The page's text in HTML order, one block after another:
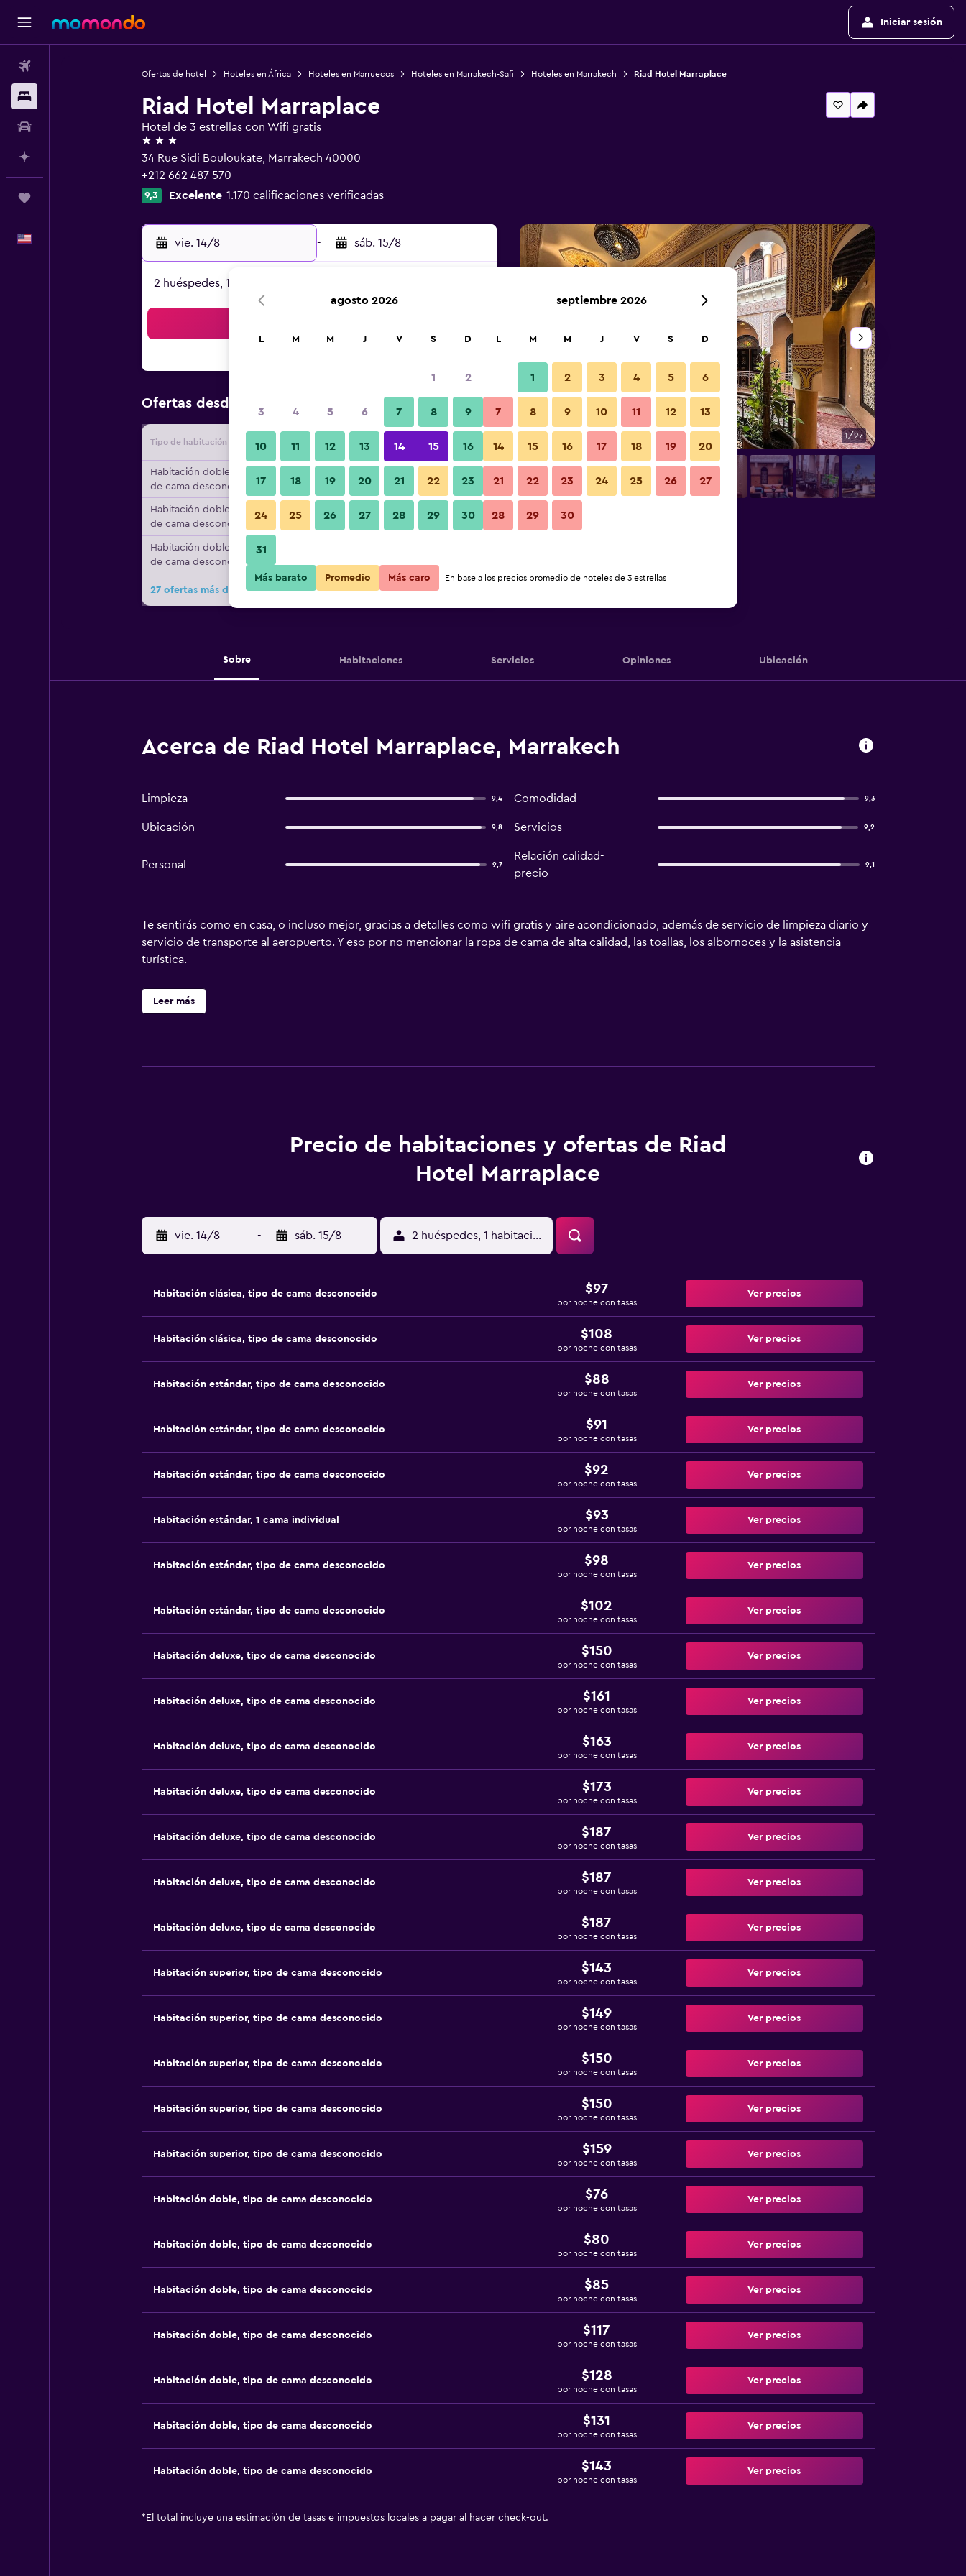
Iniciar sesión
Ofertas de hotel Hoteles en África Hoteles en Marruecos Hoteles en Marrakech-Safi Hoteles en Marrakech Riad Hotel Marraplace
Riad Hotel Marraplace
Hotel de 3 estrellas con Wifi gratis
3 estrellas
34 Rue Sidi Bouloukate, Marrakech 40000
+212 662 487 570
9,3 Excelente 1.170 calificaciones verificadas
vie. 14/8 - sáb. 15/8
2 huéspedes, 1 habitación
Ofertas desde Oferta más barata de precio por noche
Tipo de habitación Proveedor Total noche
Habitación doble, tipo
de cama desconocido
$76 Ver oferta
Habitación doble, tipo
de cama desconocido
$80 Ver oferta
Habitación doble, tipo
de cama desconocido
27 ofertas más de Riad Hotel Marraplace
Lobby 1/27
Fotos
Sobre Habitaciones Servicios Opiniones Ubicación
Acerca de Riad Hotel Marraplace, Marrakech
Limpieza 9,4 Comodidad 9,3
Ubicación 9,8 Servicios 9,2
Personal 9,7
Relación calidad-
precio
9,1
Te sentirás como en casa, o incluso mejor, gracias a detalles como wifi gratis y aire acondicionado, además de servicio de limpieza diario y
servicio de transporte al aeropuerto. Y eso por no mencionar la ropa de cama de alta calidad, las toallas, los albornoces y la asistencia
turística.
Leer más
Precio de habitaciones y ofertas de Riad
Hotel Marraplace
vie. 14/8 - sáb. 15/8 2 huéspedes, 1 habitación
Habitación clásica, tipo de cama desconocido $97
por noche con tasas
Ver precios
Habitación clásica, tipo de cama desconocido $108
por noche con tasas
Ver precios
Habitación estándar, tipo de cama desconocido $88
por noche con tasas
Ver precios
Habitación estándar, tipo de cama desconocido $91
por noche con tasas
Ver precios
Habitación estándar, tipo de cama desconocido $92
por noche con tasas
Ver precios
Habitación estándar, 1 cama individual $93
por noche con tasas
Ver precios
Habitación estándar, tipo de cama desconocido $98
por noche con tasas
Ver precios
Habitación estándar, tipo de cama desconocido $102
por noche con tasas
Ver precios
Habitación deluxe, tipo de cama desconocido $150
por noche con tasas
Ver precios
Habitación deluxe, tipo de cama desconocido $161
por noche con tasas
Ver precios
Habitación deluxe, tipo de cama desconocido $163
por noche con tasas
Ver precios
Habitación deluxe, tipo de cama desconocido $173
por noche con tasas
Ver precios
Habitación deluxe, tipo de cama desconocido $187
por noche con tasas
Ver precios
Habitación deluxe, tipo de cama desconocido $187
por noche con tasas
Ver precios
Habitación deluxe, tipo de cama desconocido $187
por noche con tasas
Ver precios
Habitación superior, tipo de cama desconocido $143
por noche con tasas
Ver precios
Habitación superior, tipo de cama desconocido $149
por noche con tasas
Ver precios
Habitación superior, tipo de cama desconocido $150
por noche con tasas
Ver precios
Habitación superior, tipo de cama desconocido $150
por noche con tasas
Ver precios
Habitación superior, tipo de cama desconocido $159
por noche con tasas
Ver precios
Habitación doble, tipo de cama desconocido $76
por noche con tasas
Ver precios
Habitación doble, tipo de cama desconocido $80
por noche con tasas
Ver precios
Habitación doble, tipo de cama desconocido $85
por noche con tasas
Ver precios
Habitación doble, tipo de cama desconocido $117
por noche con tasas
Ver precios
Habitación doble, tipo de cama desconocido $128
por noche con tasas
Ver precios
Habitación doble, tipo de cama desconocido $131
por noche con tasas
Ver precios
Habitación doble, tipo de cama desconocido $143
por noche con tasas
Ver precios
* El total incluye una estimación de tasas e impuestos locales a pagar al hacer check-out.
agosto 2026
L M M J V S D
1 2
3 4 5 6 7 8 9
10 11 12 13 14 15 16
17 18 19 20 21 22 23
24 25 26 27 28 29 30
31
septiembre 2026
L M M J V S D
1 2 3 4 5 6
7 8 9 10 11 12 13
14 15 16 17 18 19 20
21 22 23 24 25 26 27
28 29 30
Más barato Promedio Más caro En base a los precios promedio de hoteles de 3 estrellas